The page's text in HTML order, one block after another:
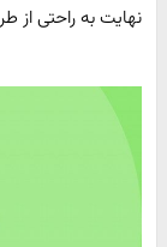
نهایت به راحتی از